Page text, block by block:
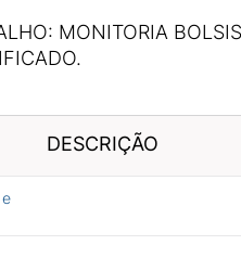
MONITORIA
DESCRIÇÃO